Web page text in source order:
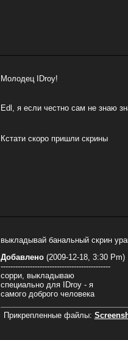
Молодец IDroy!
Edl, я если честно сам не знаю
Кстати скоро пришли скрины
выкладывай банальный скрин
Добавлено(2009-12-18, 3:30 Pm)
---------------------------------------------
сорри, выкладываю
специально для IDroy - я
самого доброго человека
Прикрепленные файлы: